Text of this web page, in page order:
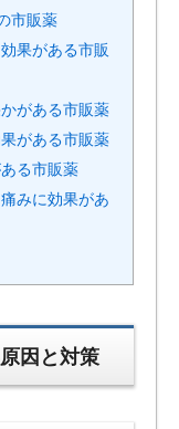
市販薬
果がある市販
がある市販薬
がある市販薬
る市販薬
みに効果があ
因と対策